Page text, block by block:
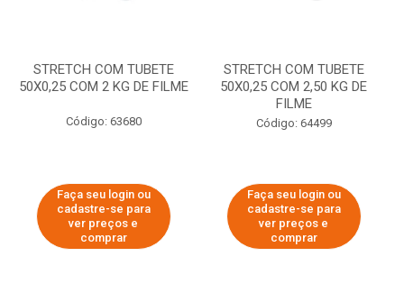
STRETCH COM TUBETE
50X0,25 COM 2 KG DE FILME
Código: 63680
Faça seu login ou
cadastre-se para
ver preços e
comprar
STRETCH COM TUBETE
50X0,25 COM 2,50 KG DE
FILME
Código: 64499
Faça seu login ou
cadastre-se para
ver preços e
comprar